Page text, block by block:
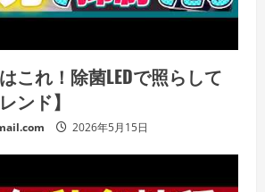
これ！除菌LEDで照らして
ンド】
2026年5月15日